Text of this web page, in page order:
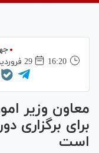
16:20
29 فروردين 1405
معاون وزیر
برای برگزاری
است